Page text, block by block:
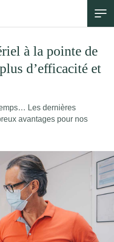
à la pointe de
d’efficacité et
Les dernières
avantages pour nos